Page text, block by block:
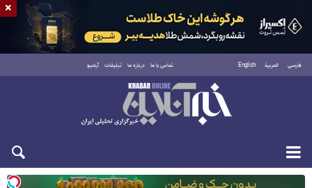
فارسی العربية English تماس با ما درباره ما تبلیغات آرشیو
دوشنبه ۱۹ مرداد ۱۴۰۵
×